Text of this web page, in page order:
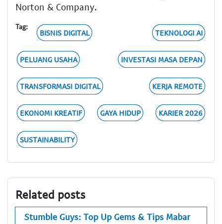
Norton & Company.
Tag:
BISNIS DIGITAL TEKNOLOGI AI
PELUANG USAHA INVESTASI MASA DEPAN
TRANSFORMASI DIGITAL KERJA REMOTE
EKONOMI KREATIF GAYA HIDUP KARIER 2026
SUSTAINABILITY
Related posts
Stumble Guys: Top Up Gems & Tips Mabar